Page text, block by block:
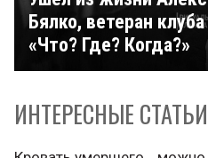
Бялко, ветеран
«Что? Где? Когда?»
ИНТЕРЕСНЫЕ СТАТЬИ